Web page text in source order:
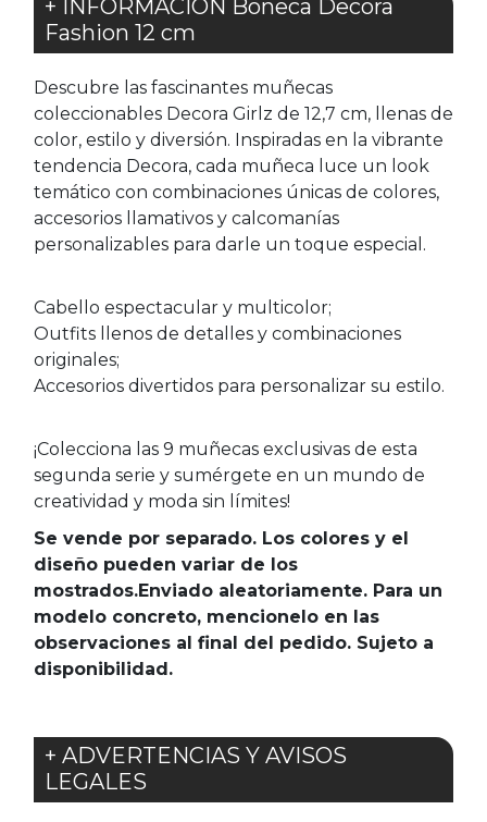
+ INFORMACIÓN Boneca Decora
Fashion 12 cm
Descubre las fascinantes muñecas
coleccionables Decora Girlz de 12,7 cm, llenas de
color, estilo y diversión. Inspiradas en la vibrante
tendencia Decora, cada muñeca luce un look
temático con combinaciones únicas de colores,
accesorios llamativos y calcomanías
personalizables para darle un toque especial.
Cabello espectacular y multicolor;
Outfits llenos de detalles y combinaciones
originales;
Accesorios divertidos para personalizar su estilo.
¡Colecciona las 9 muñecas exclusivas de esta
segunda serie y sumérgete en un mundo de
creatividad y moda sin límites!
Se vende por separado. Los colores y el
diseño pueden variar de los
mostrados.Enviado aleatoriamente. Para un
modelo concreto, mencionelo en las
observaciones al final del pedido. Sujeto a
disponibilidad.
+ ADVERTENCIAS Y AVISOS
LEGALES